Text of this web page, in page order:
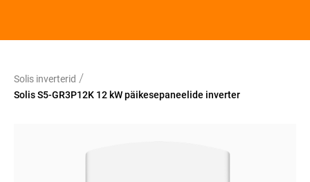
Solis inverterid /
Solis S5-GR3P12K 12 kW päikesepaneelide inverter